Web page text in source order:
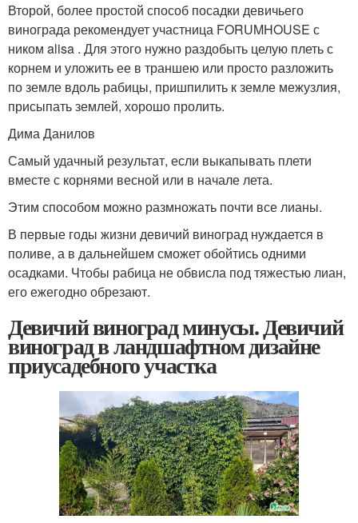
Второй, более простой способ посадки девичьего
винограда рекомендует участница FORUMHOUSE с
ником alisa . Для этого нужно раздобыть целую плеть с
корнем и уложить ее в траншею или просто разложить
по земле вдоль рабицы, пришпилить к земле межузлия,
присыпать землей, хорошо пролить.
Дима Данилов
Самый удачный результат, если выкапывать плети
вместе с корнями весной или в начале лета.
Этим способом можно размножать почти все лианы.
В первые годы жизни девичий виноград нуждается в
поливе, а в дальнейшем сможет обойтись одними
осадками. Чтобы рабица не обвисла под тяжестью лиан,
его ежегодно обрезают.
Девичий виноград минусы. Девичий
виноград в ландшафтном дизайне
приусадебного участка